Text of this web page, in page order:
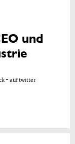
und
- auf twitter